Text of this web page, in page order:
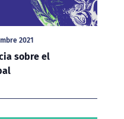
2021
sobre el